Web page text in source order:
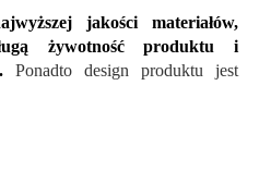
jakości materiałów,
żywotność produktu i
Ponadto design produktu jest